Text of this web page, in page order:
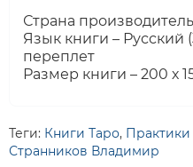
Страна
Язык книги – Русский
переплет
Размер книги – 200 х
Теги: Книги Таро, Практики
Странников Владимир